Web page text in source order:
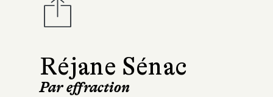
Réjane Sénac
Par effraction